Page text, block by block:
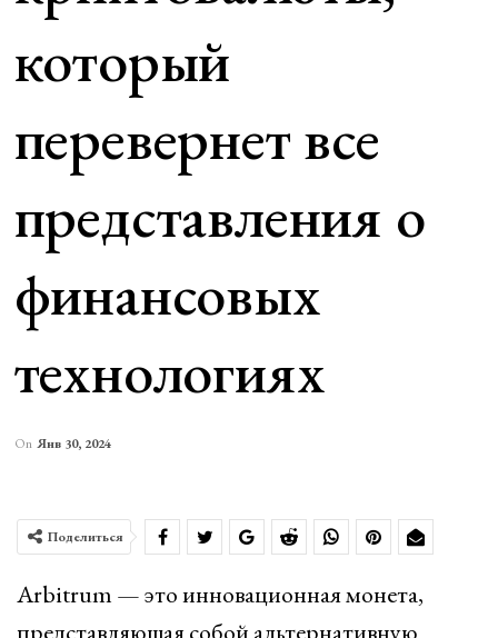
который
перевернет все
представления о
финансовых
технологиях
On Янв 30, 2024
Поделиться
Arbitrum — это инновационная монета,